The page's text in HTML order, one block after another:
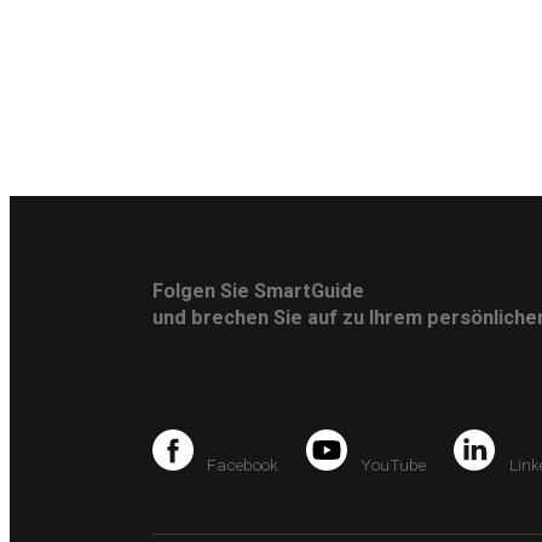
Folgen Sie SmartGuide
und brechen Sie auf zu Ihrem
Facebook YouTube